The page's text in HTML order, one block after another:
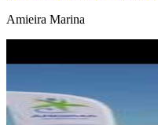
Amieira Marina